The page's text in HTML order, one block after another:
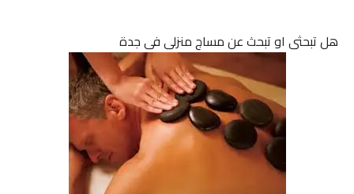
هل تبحثى او تبحث عن مساج منزلى فى جدة